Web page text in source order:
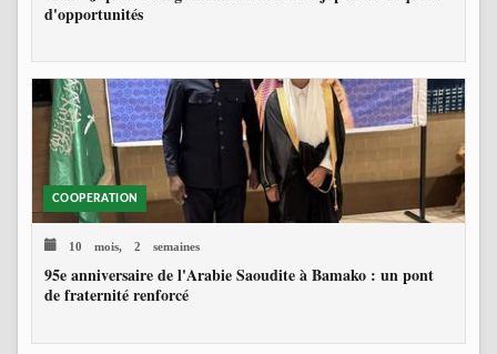
d'opportunités
COOPERATION
10 mois, 2 semaines
95e anniversaire de l'Arabie Saoudite à Bamako : un pont
de fraternité renforcé